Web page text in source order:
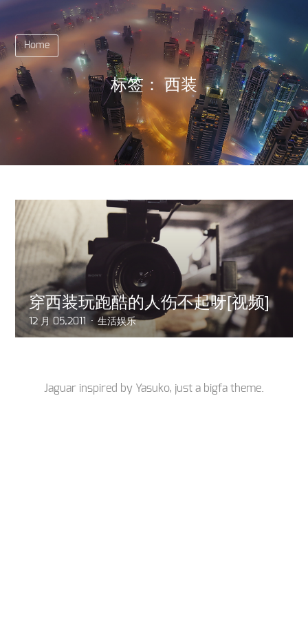
Home
标签：西装
穿西装玩跑酷的人伤不起呀[视频]
12 月 05,2011 生活娱乐
Jaguar inspired by Yasuko, just a bigfa theme.